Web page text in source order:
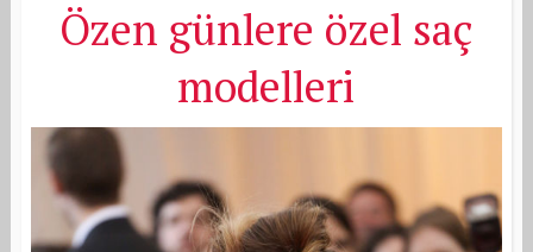
Özen günlere özel saç
modelleri